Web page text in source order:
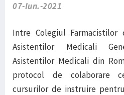
07-Iun.-2021
Intre Colegiul Farmacistilor
Asistentilor Medicali
Asistentilor Medicali din
protocol de colaborare
cursurilor de instruire